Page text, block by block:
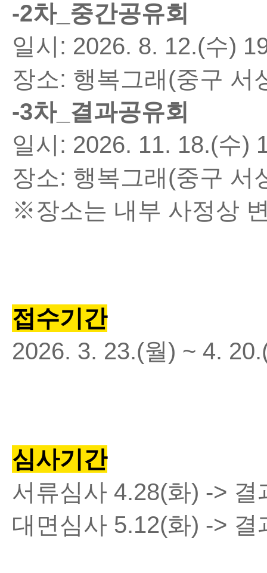
-2차_ 중간공유회
일시: 2026. 8. 12.(수)
장소: 행복그래(중구 서
-3차_ 결과공유회
일시: 2026. 11. 18.(수)
장소: 행복그래(중구 서
※장소는 내부 사정상
접수기간
2026. 3. 23.(월) ~ 4.
심사기간
서류심사 4.28(화) -> 결
대면심사 5.12(화) -> 결